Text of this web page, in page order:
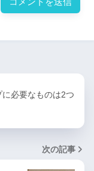
に必要なものは2つ
次の記事